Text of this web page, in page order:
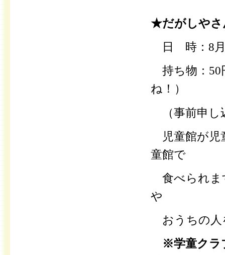
★だがしや
日 時：8月
持ち物 ：
ね！）
（事前申し
児童館が児
童館で
食べられま
や
おうちの人
※学童クラ